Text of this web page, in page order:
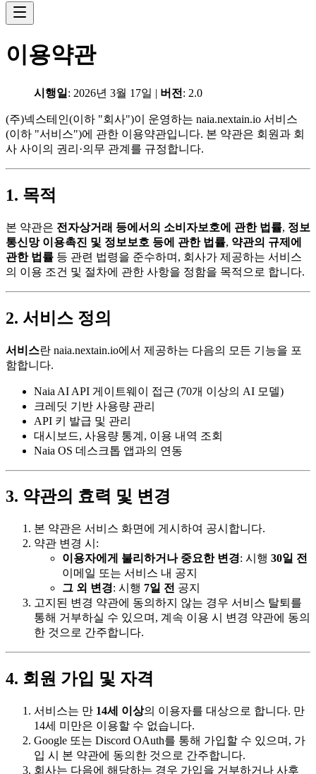
이용약관
시행일 : 2026년 3월 17일 | 버전 : 2.0
(주)넥스테인(이하 "회사")이 운영하는 naia.nextain.io 서비스
(이하 "서비스")에 관한 이용약관입니다. 본 약관은 회원과 회
사 사이의 권리·의무 관계를 규정합니다.
1. 목적
본 약관은 전자상거래 등에서의 소비자보호에 관한 법률, 정보
통신망 이용촉진 및 정보보호 등에 관한 법률, 약관의 규제에
관한 법률 등 관련 법령을 준수하며, 회사가 제공하는 서비스
의 이용 조건 및 절차에 관한 사항을 정함을 목적으로 합니다.
2. 서비스 정의
서비스란 naia.nextain.io에서 제공하는 다음의 모든 기능을 포
함합니다.
Naia AI API 게이트웨이 접근 (70개 이상의 AI 모델)
크레딧 기반 사용량 관리
API 키 발급 및 관리
대시보드, 사용량 통계, 이용 내역 조회
Naia OS 데스크톱 앱과의 연동
3. 약관의 효력 및 변경
본 약관은 서비스 화면에 게시하여 공시합니다.
약관 변경 시:
이용자에게 불리하거나 중요한 변경: 시행 30일 전
이메일 또는 서비스 내 공지
그 외 변경: 시행 7일 전 공지
고지된 변경 약관에 동의하지 않는 경우 서비스 탈퇴를
통해 거부하실 수 있으며, 계속 이용 시 변경 약관에 동의
한 것으로 간주합니다.
4. 회원 가입 및 자격
서비스는 만 14세 이상의 이용자를 대상으로 합니다. 만
14세 미만은 이용할 수 없습니다.
Google 또는 Discord OAuth를 통해 가입할 수 있으며, 가
입 시 본 약관에 동의한 것으로 간주합니다.
회사는 다음에 해당하는 경우 가입을 거부하거나 사후